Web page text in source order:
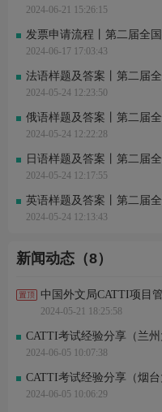
2024-06-21 15:26:15
发票申请流程丨第二届全
2024-06-17 17:03:43
法语样题及答案丨第二届
2024-05-24 12:23:50
俄语样题及答案丨第二届
2024-05-24 12:22:28
日语样题及答案丨第二届
2024-05-24 12:17:55
英语样题及答案丨第二届
2024-05-24 12:13:43
新闻动态（8）
2024-05-21 18:25:58
2024-06-05 10:07:38
CATTI考试经验分享（烟
2024-06-05 10:06:29